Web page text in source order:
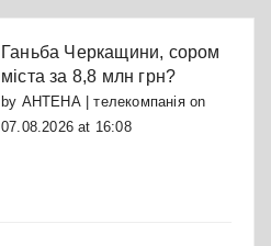
Ганьба Черкащини, сором
міста за 8,8 млн грн?
by АНТЕНА | телекомпаніяon
07.08.2026 at 16:08